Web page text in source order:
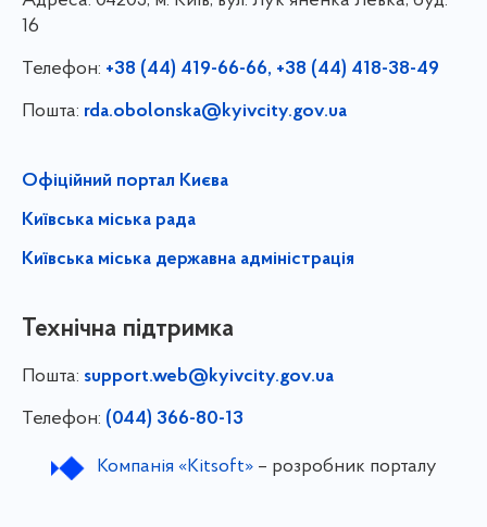
16
Телефон: +38 (44) 419-66-66, +38 (44) 418-38-49
Пошта: rda.obolonska@kyivcity.gov.ua
Офіційний портал Києва
Київська міська рада
Київська міська державна адміністрація
Технічна підтримка
Пошта: support.web@kyivcity.gov.ua
Телефон: (044) 366-80-13
Компанія «Kitsoft»– розробник порталу